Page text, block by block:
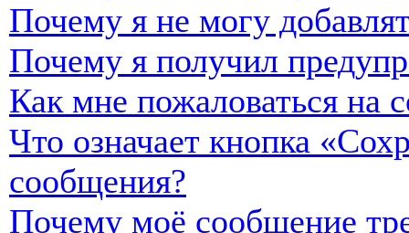
Почему я не могу
Почему я получил
Как мне пожаловаться на
Что означает кнопка
сообщения?
Почему моё сообщение